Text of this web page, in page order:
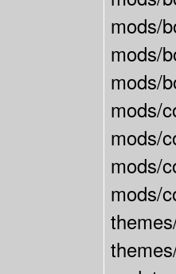
mods/
mods/
mods/
mods/
mods/
mods/
mods/